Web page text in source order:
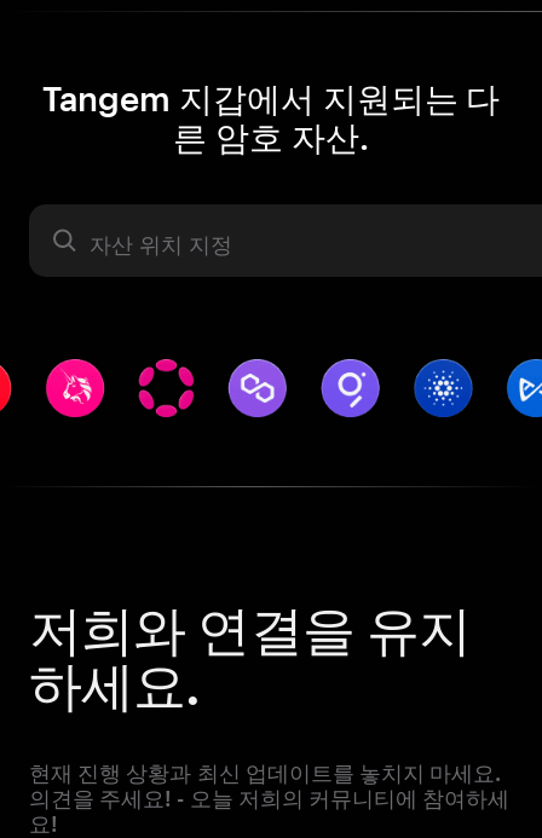
Tangem 지갑에서 지원되는 다
른 암호 자산.
자산 라벨
저희와 연결을 유지
하세요.
현재 진행 상황과 최신 업데이트를 놓치지 마세요.
의견을 주세요! - 오늘 저희의 커뮤니티에 참여하세
요!